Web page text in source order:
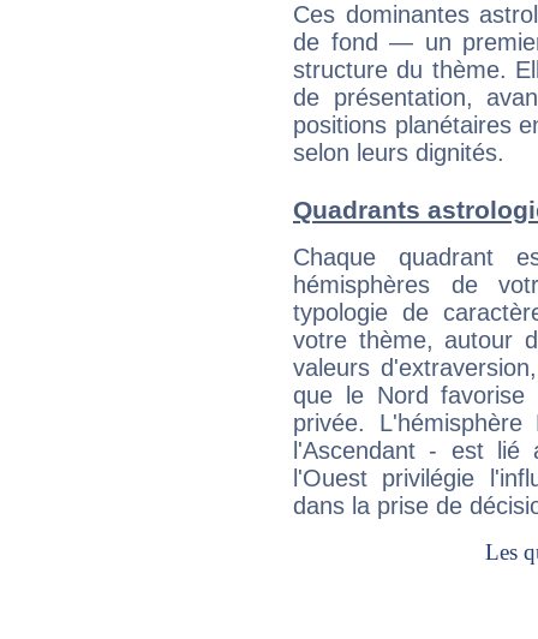
Ces dominantes
de fond — un
structure du thème.
de présentation,
positions planétaires
selon leurs dignités.
Quadrants
Chaque quadrant
hémisphères de
typologie de
votre thème, autour
valeurs
que le Nord favorise
privée.
l'Ascendant - est
l'Ouest privilégie
dans la prise de